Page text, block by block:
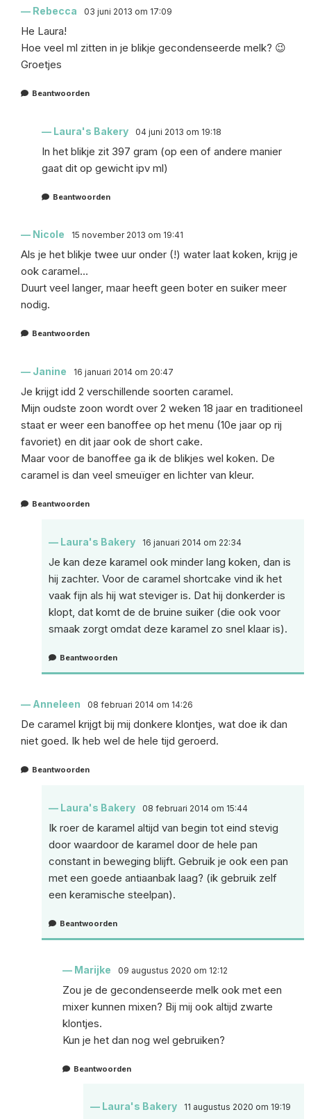
Rebecca 03 juni 2013 om 17:09
He Laura!
Hoe veel ml zitten in je blikje gecondenseerde melk? 😉
Groetjes
Beantwoorden
Laura's Bakery 04 juni 2013 om 19:18
In het blikje zit 397 gram (op een of andere manier
gaat dit op gewicht ipv ml)
Beantwoorden
Nicole 15 november 2013 om 19:41
Als je het blikje twee uur onder (!) water laat koken, krijg je
ook caramel…
Duurt veel langer, maar heeft geen boter en suiker meer
nodig.
Beantwoorden
Janine 16 januari 2014 om 20:47
Je krijgt idd 2 verschillende soorten caramel.
Mijn oudste zoon wordt over 2 weken 18 jaar en traditioneel
staat er weer een banoffee op het menu (10e jaar op rij
favoriet) en dit jaar ook de short cake.
Maar voor de banoffee ga ik de blikjes wel koken. De
caramel is dan veel smeuïger en lichter van kleur.
Beantwoorden
Laura's Bakery 16 januari 2014 om 22:34
Je kan deze karamel ook minder lang koken, dan is
hij zachter. Voor de caramel shortcake vind ik het
vaak fijn als hij wat steviger is. Dat hij donkerder is
klopt, dat komt de de bruine suiker (die ook voor
smaak zorgt omdat deze karamel zo snel klaar is).
Beantwoorden
Anneleen 08 februari 2014 om 14:26
De caramel krijgt bij mij donkere klontjes, wat doe ik dan
niet goed. Ik heb wel de hele tijd geroerd.
Beantwoorden
Laura's Bakery 08 februari 2014 om 15:44
Ik roer de karamel altijd van begin tot eind stevig
door waardoor de karamel door de hele pan
constant in beweging blijft. Gebruik je ook een pan
met een goede antiaanbak laag? (ik gebruik zelf
een keramische steelpan).
Beantwoorden
Marijke 09 augustus 2020 om 12:12
Zou je de gecondenseerde melk ook met een
mixer kunnen mixen? Bij mij ook altijd zwarte
klontjes.
Kun je het dan nog wel gebruiken?
Beantwoorden
Laura's Bakery 11 augustus 2020 om 19:19